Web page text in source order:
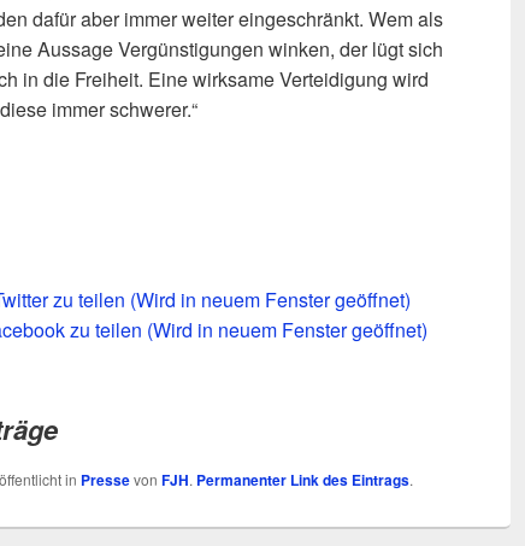
dafür aber immer weiter eingeschränkt. Wem als
Aussage Vergünstigungen winken, der lügt sich
in die Freiheit. Eine wirksame Verteidigung wird
immer schwerer.“
zu teilen (Wird in neuem Fenster geöffnet)
zu teilen (Wird in neuem Fenster geöffnet)
in Pressevon FJH. Permanenter Link des Eintrags.